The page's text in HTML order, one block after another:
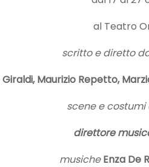
al Teatro
scritto e diretto
Maurizio Repetto,
scene e costumi
direttore
musicheEnza De